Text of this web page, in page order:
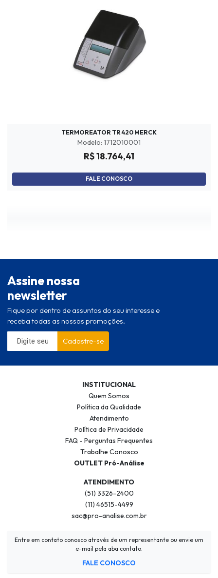
TERMOREATOR TR 420 MERCK
Modelo: 1712010001
R$ 18.764,41
FALE CONOSCO
Assine nossa
newsletter
Fique por dentro de assuntos do seu interesse e
receba todas as nossas promoções.
Cadastre-se
INSTITUCIONAL
Quem Somos
Política da Qualidade
Atendimento
Política de Privacidade
FAQ - Perguntas Frequentes
Trabalhe Conosco
OUTLET Pró-Análise
ATENDIMENTO
(51) 3326-2400
(11) 46515-4499
sac@pro-analise.com.br
Entre em contato conosco através de um representante ou envie um
e-mail pela aba contato.
FALE CONOSCO